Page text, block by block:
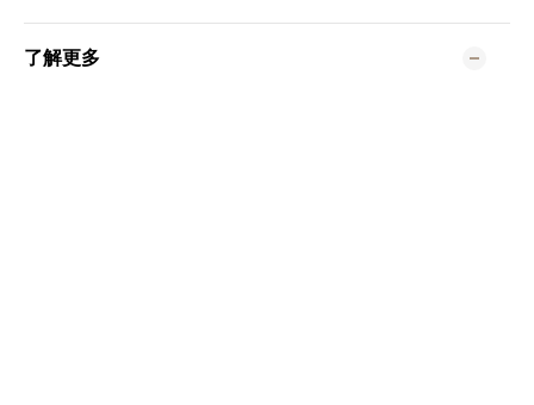
了解更多